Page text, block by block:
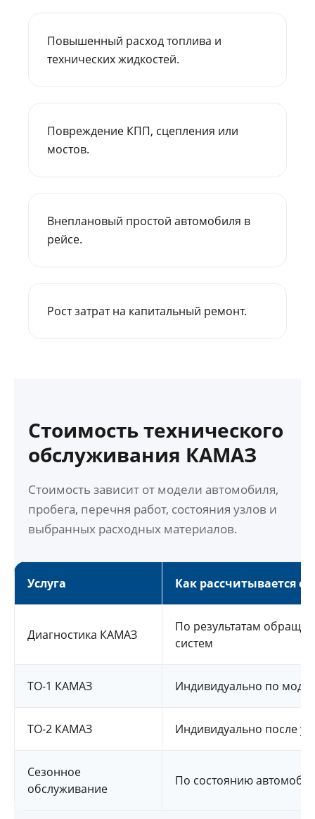
Повышенный расход топлива и
технических жидкостей.
Повреждение КПП, сцепления или
мостов.
Внеплановый простой автомобиля в
рейсе.
Рост затрат на капитальный ремонт.
Стоимость технического
обслуживания КАМАЗ
Стоимость зависит от модели автомобиля,
пробега, перечня работ, состояния узлов и
выбранных расходных материалов.
Услуга Как рассчитывается
Диагностика КАМАЗ
По результатам
систем
ТО-1 КАМАЗ Индивидуально по
ТО-2 КАМАЗ Индивидуально после
Сезонное
обслуживание
По состоянию